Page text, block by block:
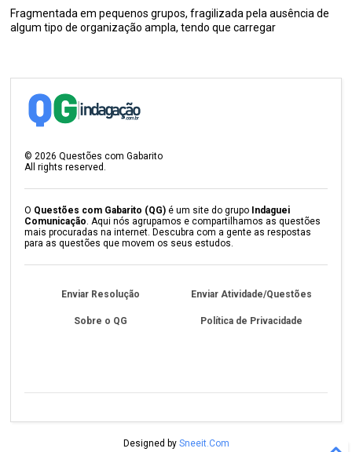
Fragmentada em pequenos grupos, fragilizada pela ausência de
algum tipo de organização ampla, tendo que carregar
© 2026 Questões com Gabarito
All rights reserved.
O Questões com Gabarito (QG) é um site do grupo Indaguei
Comunicação . Aqui nós agrupamos e compartilhamos as questões
mais procuradas na internet. Descubra com a gente as respostas
para as questões que movem os seus estudos.
Enviar Resolução Enviar Atividade/Questões
Sobre o QG Política de Privacidade
Designed by Sneeit.Com